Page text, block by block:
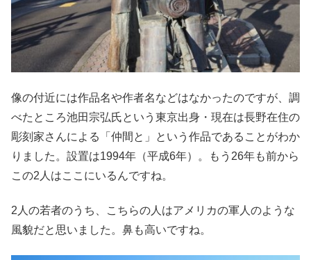
像の付近には作品名や作者名などはなかったのですが、調
べたところ池田宗弘氏という東京出身・現在は長野在住の
彫刻家さんによる「仲間と」という作品であることがわか
りました。設置は1994年（平成6年）。もう26年も前から
この2人はここにいるんですね。
2人の若者のうち、こちらの人はアメリカの軍人のような
風貌だと思いました。鼻も高いですね。